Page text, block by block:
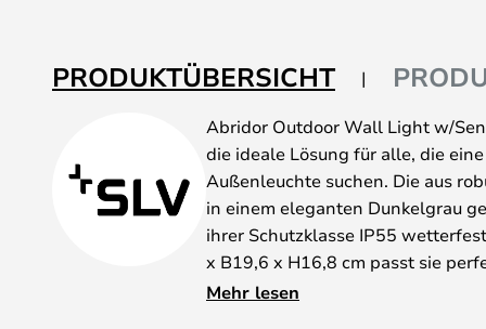
PRODUKTÜBERSICHT
Abridor Outdoor Wall Light w/
die ideale Lösung für alle, die
Außenleuchte suchen. Die aus
in einem eleganten Dunkelgrau
ihrer Schutzklasse IP55
x B19,6 x H16,8 cm passt sie
einzigartige Lichtkopf der Leuchte
Mehr lesen